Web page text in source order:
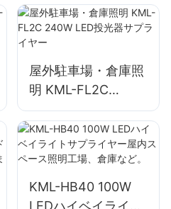
屋外駐車場・倉庫照
明 KML-FL2C
240W LED投光器サ
プライヤー
KML-HB40 100W
LEDハイベイライト